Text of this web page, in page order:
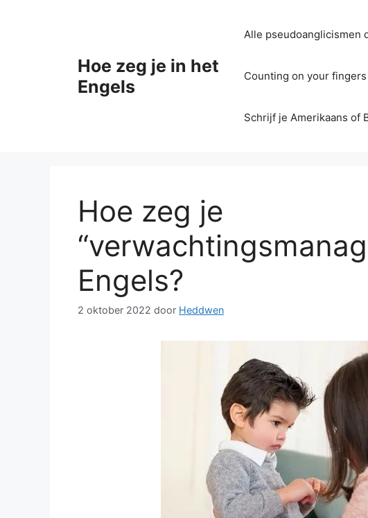
Hoe zeg je in het
Engels
Alle pseudoanglicismen
Counting on your
Schrijf je Amerikaans of
Hoe zeg je
Engels?
2 oktober 2022 door Heddwen